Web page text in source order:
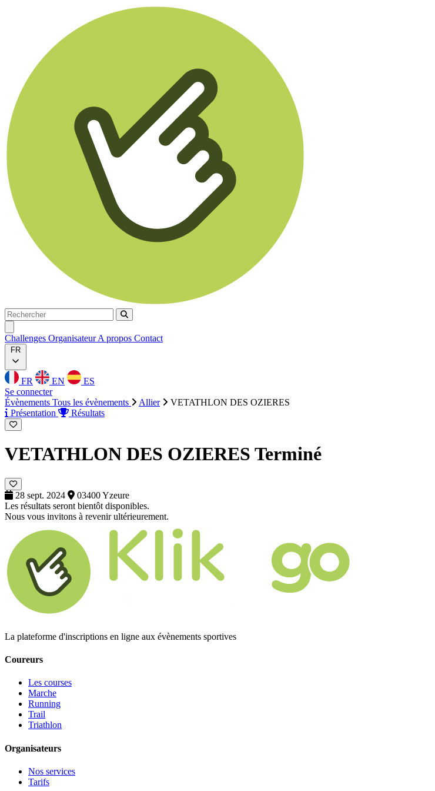
Rechercher
Rechercher
Challenges OrganisateurA propos Contact
FR
FR EN
ES
Se connecter
Évènements Tous les évènements Allier
VETATHLON DES OZIERES
Présentation
Résultats
VETATHLON DES OZIERES Terminé
28 sept. 2024
03400 Yzeure
Les résultats seront bientôt disponibles.
Nous vous invitons à revenir ultérieurement.
La plateforme d'inscriptions en ligne aux évènements sportives
Coureurs
Les courses
Marche
Running
Trail
Triathlon
Organisateurs
Nos services
Tarifs